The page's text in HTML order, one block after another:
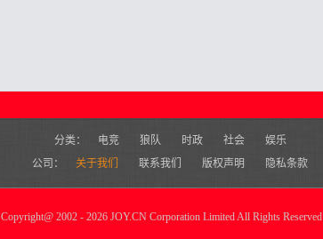
分类： 电竞 狼队 时政 社会
娱乐
公司：
关于我们 联系我们 版权声明 隐私条款
Copyright@2002 - 2026 JOY.CN Corporation Limited All Rights Reserved